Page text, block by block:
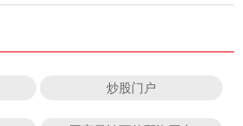
炒股门户